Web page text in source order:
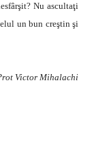
Nu ascultaţi
un bun creştin şi
Victor Mihalachi